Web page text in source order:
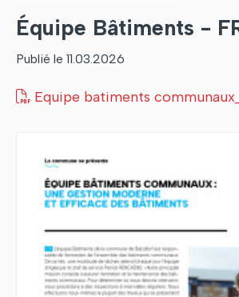
Équipe Bâtiments -
Publié le 11.03.2026
Equipe batiments